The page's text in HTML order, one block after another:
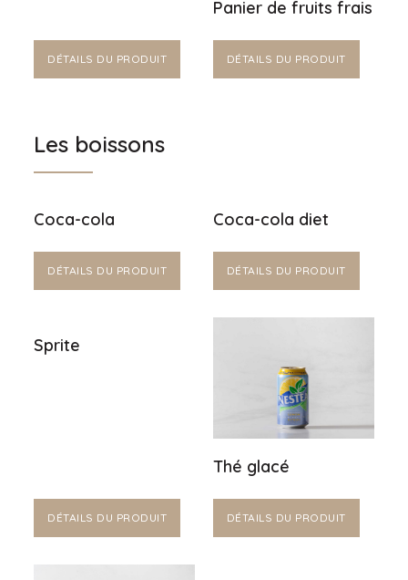
DÉTAILS DU PRODUIT
Panier de fruits frais
DÉTAILS DU PRODUIT
Les boissons
Coca-cola
DÉTAILS DU PRODUIT
Coca-cola diet
DÉTAILS DU PRODUIT
Sprite
DÉTAILS DU PRODUIT
Thé glacé
DÉTAILS DU PRODUIT